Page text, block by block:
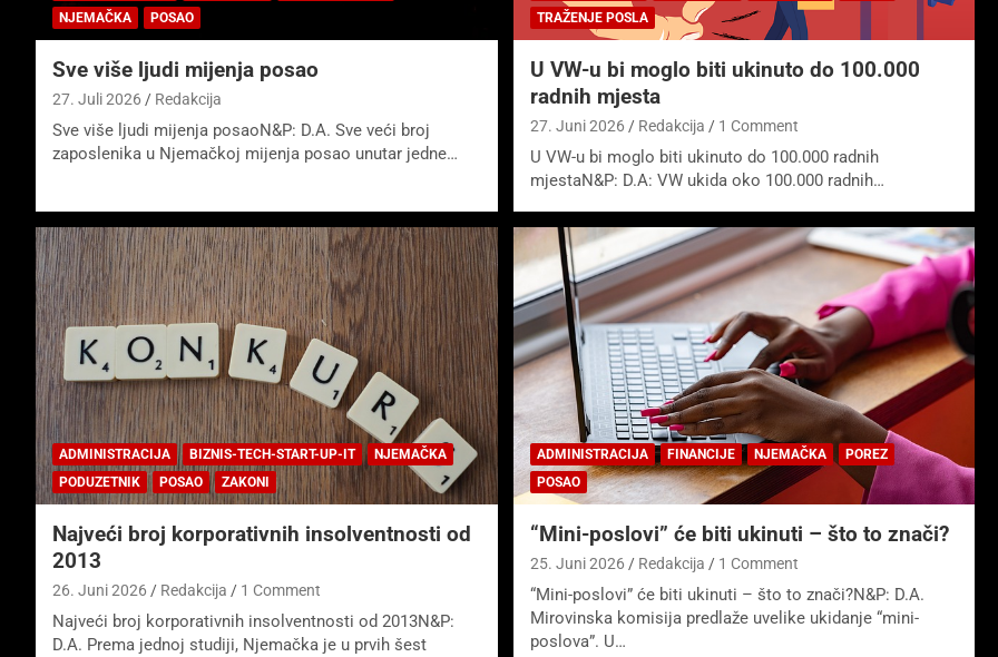
NJEMAČKA
POSAO
Sve više ljudi mijenja posao
27. Juli 2026 Redakcija
Sve više ljudi mijenja posaoN&P: D.A. Sve veći broj
zaposlenika u Njemačkoj mijenja posao unutar jedne…
TRAŽENJE POSLA
U VW-u bi moglo biti ukinuto do 100.000
radnih mjesta
27. Juni 2026 Redakcija 1 Comment
U VW-u bi moglo biti ukinuto do 100.000 radnih
mjestaN&P: D.A: VW ukida oko 100.000 radnih…
ADMINISTRACIJA BIZNIS-TECH-START-UP-IT
NJEMAČKA
PODUZETNIK
POSAO ZAKONI
Najveći broj korporativnih insolventnosti od
2013
26. Juni 2026 Redakcija 1 Comment
Najveći broj korporativnih insolventnosti od 2013N&P:
D.A. Prema jednoj studiji, Njemačka je u prvih šest
ADMINISTRACIJA FINANCIJE NJEMAČKA
POREZ
POSAO
“Mini-poslovi” će biti ukinuti – što to znači?
25. Juni 2026 Redakcija 1 Comment
“Mini-poslovi” će biti ukinuti – što to znači?N&P: D.A.
Mirovinska komisija predlaže uvelike ukidanje “mini-
poslova”. U…